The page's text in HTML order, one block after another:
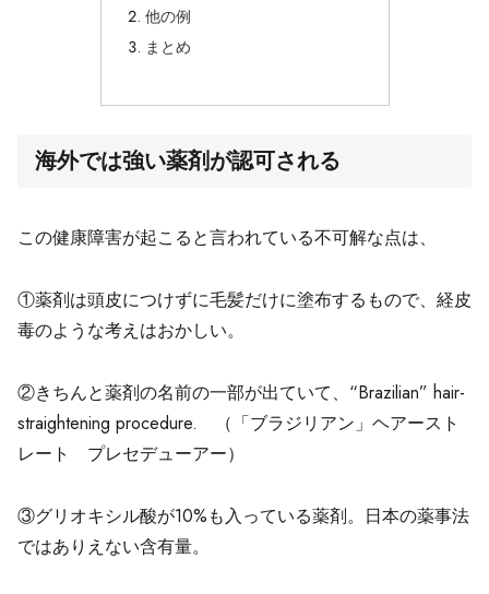
他の例
まとめ
海外では強い薬剤が認可される
この健康障害が起こると言われている不可解な点は、
①薬剤は頭皮につけずに毛髪だけに塗布するもので、経皮
毒のような考えはおかしい。
②きちんと薬剤の名前の一部が出ていて、“Brazilian” hair-
straightening procedure. （「ブラジリアン」ヘアースト
レート プレセデューアー）
③グリオキシル酸が10%も入っている薬剤。日本の薬事法
ではありえない含有量。